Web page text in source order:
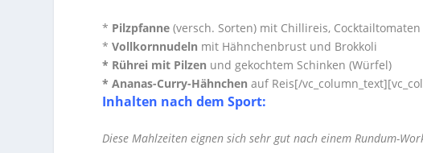
* Pilzpfanne (versch. Sorten) mit Chillireis,
*Vollkornnudeln mit Hähnchenbrust und Brokkoli
* Rührei mit Pilzen und gekochtem Schinken (Würfel)
* Ananas-Curry-Hähnchen auf Reis[/
Inhalten nach dem Sport:
Diese Mahlzeiten eignen sich sehr gut nach einem Rundum-